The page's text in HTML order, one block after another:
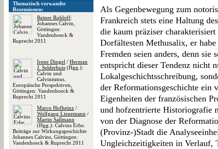
Thematisch verwandte
Rezensionen:
Reiner Rohloff:
Johannes Calvin,
Göttingen:
Vandenhoeck &
Ruprecht 2011
Irene Dingel / Herman
J. Selderhuis (Hgg.):
Calvin und
Calvinismus.
Europäische Perspektiven,
Göttingen: Vandenhoeck &
Ruprecht 2011
Marco Hofheinz /
Wolfgang Lienemann /
Martin Sallmann
(Hgg.): Calvins Erbe.
Beiträge zur Wirkungsgeschichte
Johannes Calvins, Göttingen:
Vandenhoeck & Ruprecht 2011
Als Gegenbewegung zum
Frankreich stets eine Haltung
die kaum präziser
Dorfältesten Methusalix, er
Fremden seien anders, denn
entspricht dieser Tendenz nicht
Lokalgeschichtsschreibung,
der Reformationsgeschichte
Eigenheiten der französischen
und hofzentrierte Historiografie
von der Diagnose der
(Provinz-)Stadt die
Ungleichzeitigkeiten in Verlauf,